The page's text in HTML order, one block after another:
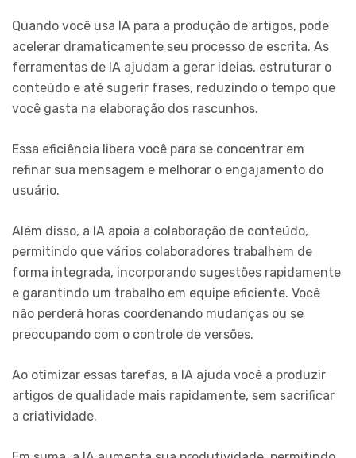
Quando você usa IA para a produção de artigos, pode
acelerar dramaticamente seu processo de escrita. As
ferramentas de IA ajudam a gerar ideias, estruturar o
conteúdo e até sugerir frases, reduzindo o tempo que
você gasta na elaboração dos rascunhos.
Essa eficiência libera você para se concentrar em
refinar sua mensagem e melhorar o engajamento do
usuário.
Além disso, a IA apoia a colaboração de conteúdo,
permitindo que vários colaboradores trabalhem de
forma integrada, incorporando sugestões rapidamente
e garantindo um trabalho em equipe eficiente. Você
não perderá horas coordenando mudanças ou se
preocupando com o controle de versões.
Ao otimizar essas tarefas, a IA ajuda você a produzir
artigos de qualidade mais rapidamente, sem sacrificar
a criatividade.